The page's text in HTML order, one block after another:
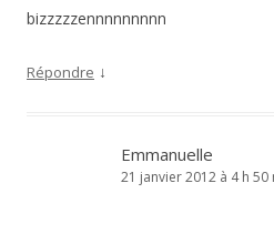
bizzzzzennnnnnnnn
Répondre ↓
Emmanuelle
21 janvier 2012 à 4 h 50